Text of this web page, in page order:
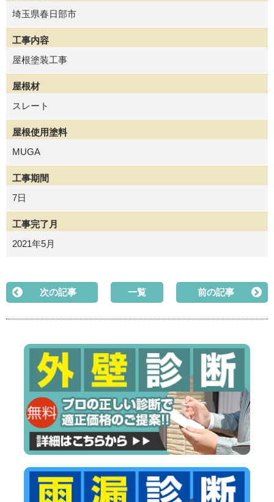
埼玉県春日部市
工事内容
屋根塗装工事
屋根材
スレート
屋根使用塗料
MUGA
工事期間
7日
工事完了月
2021年5月
次の記事 一覧 前の記事